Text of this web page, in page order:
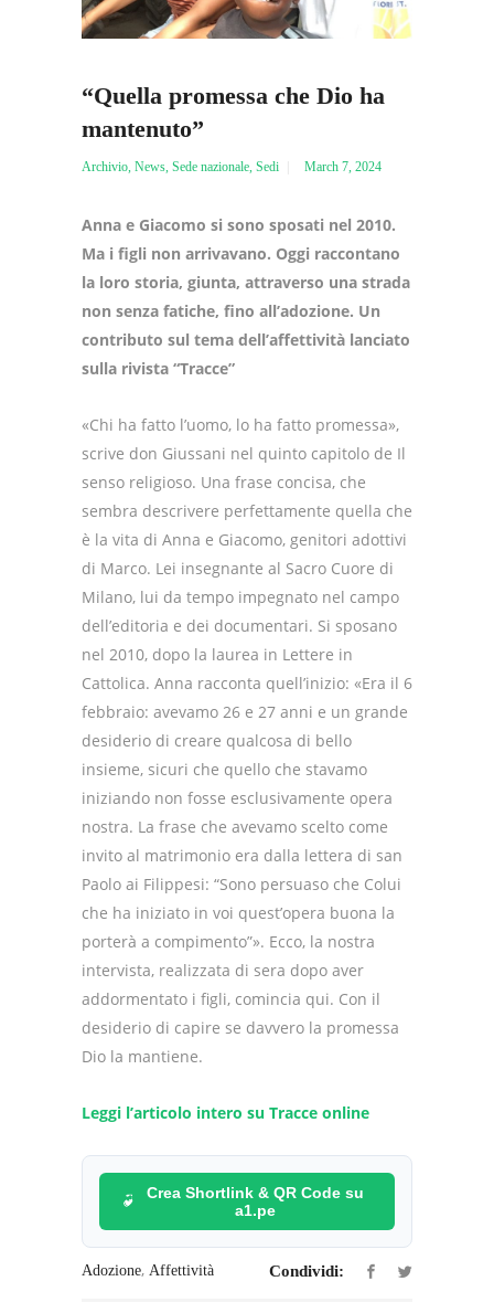
“Quella promessa che Dio ha
mantenuto”
Archivio News Sede nazionale Sedi March 7, 2024
Anna e Giacomo si sono sposati nel 2010.
Ma i figli non arrivavano. Oggi raccontano
la loro storia, giunta, attraverso una strada
non senza fatiche, fino all’adozione. Un
contributo sul tema dell’affettività lanciato
sulla rivista “Tracce”
«Chi ha fatto l’uomo, lo ha fatto promessa»,
scrive don Giussani nel quinto capitolo de Il
senso religioso. Una frase concisa, che
sembra descrivere perfettamente quella che
è la vita di Anna e Giacomo, genitori adottivi
di Marco. Lei insegnante al Sacro Cuore di
Milano, lui da tempo impegnato nel campo
dell’editoria e dei documentari. Si sposano
nel 2010, dopo la laurea in Lettere in
Cattolica. Anna racconta quell’inizio: «Era il 6
febbraio: avevamo 26 e 27 anni e un grande
desiderio di creare qualcosa di bello
insieme, sicuri che quello che stavamo
iniziando non fosse esclusivamente opera
nostra. La frase che avevamo scelto come
invito al matrimonio era dalla lettera di san
Paolo ai Filippesi: “Sono persuaso che Colui
che ha iniziato in voi quest’opera buona la
porterà a compimento”». Ecco, la nostra
intervista, realizzata di sera dopo aver
addormentato i figli, comincia qui. Con il
desiderio di capire se davvero la promessa
Dio la mantiene.
Leggi l’articolo intero su Tracce online
Crea Shortlink & QR Code su
a1.pe
Adozione, Affettività Condividi: